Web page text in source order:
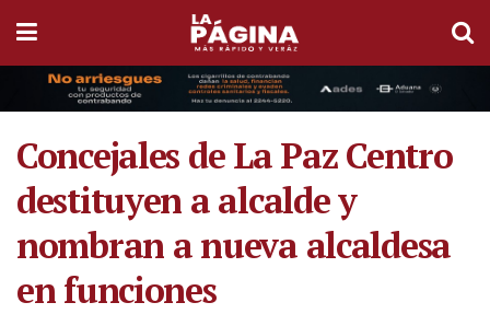
Concejales de La Paz Centro
destituyen a alcalde y
nombran a nueva alcaldesa
en funciones